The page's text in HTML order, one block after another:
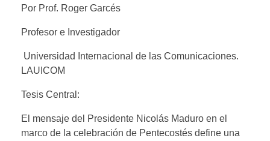
Por Prof. Roger Garcés
Profesor e Investigador
Universidad Internacional de las Comunicaciones.
LAUICOM
Tesis Central:
El mensaje del Presidente Nicolás Maduro en el
marco de la celebración de Pentecostés define una